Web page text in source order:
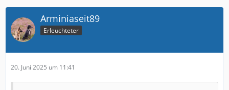
Arminiaseit89
Erleuchteter
20. Juni 2025 um 11:41